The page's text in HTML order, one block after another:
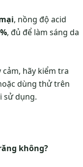
, nồng độ acid
, đủ để làm sáng da
hãy kiểm tra
dùng thử trên
sử dụng.
không?